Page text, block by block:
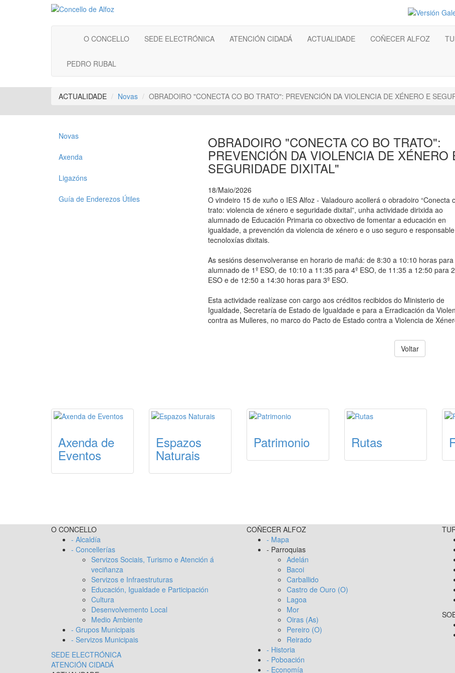
O CONCELLO SEDE ELECTRÓNICA ATENCIÓN CIDADÁ ACTUALIDADE COÑECER ALFOZ
PEDRO RUBAL
ACTUALIDADE Novas OBRADOIRO "CONECTA CO BO TRATO": PREVENCIÓN DA VIOLENCIA DE XÉNERO E
Novas
Axenda
Ligazóns
Guía de Enderezos Útiles
OBRADOIRO "CONECTA CO BO TRATO":
PREVENCIÓN DA VIOLENCIA DE XÉNERO
SEGURIDADE DIXITAL"
18/Maio/2026
O vindeiro 15 de xuño o IES Alfoz - Valadouro acollerá o obradoiro “Conecta
trato: violencia de xénero e seguridade dixital”, unha actividade dirixida ao
alumnado de Educación Primaria co obxectivo de fomentar a educación en
igualdade, a prevención da violencia de xénero e o uso seguro e
tecnoloxías dixitais.
As sesións desenvolveranse en horario de mañá: de 8:30 a 10:10 horas para
alumnado de 1º ESO, de 10:10 a 11:35 para 4º ESO, de 11:35 a 12:50 para
ESO e de 12:50 a 14:30 horas para 3º ESO.
Esta actividade realízase con cargo aos créditos recibidos do Ministerio de
Igualdade, Secretaría de Estado de Igualdade e para a Erradicación da
contra as Mulleres, no marco do Pacto de Estado contra a Violencia de
Voltar
Axenda de
Eventos
Espazos
Naturais
Patrimonio Rutas
O CONCELLO
- Alcaldía
- Concellerías
Servizos Sociais, Turismo e Atención á
veciñanza
Servizos e Infraestruturas
Educación, Igualdade e Participación
Cultura
Desenvolvemento Local
Medio Ambiente
- Grupos Municipais
- Servizos Municipais
SEDE ELECTRÓNICA
ATENCIÓN CIDADÁ
COÑECER ALFOZ
- Mapa
- Parroquias
Adelán
Bacoi
Carballido
Castro de Ouro (O)
Lagoa
Mor
Oiras (As)
Pereiro (O)
Reirado
- Historia
- Poboación
- Economía